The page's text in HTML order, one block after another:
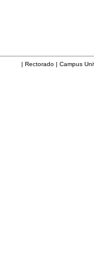
| Rectorado | Campus